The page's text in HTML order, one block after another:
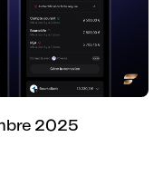
2025